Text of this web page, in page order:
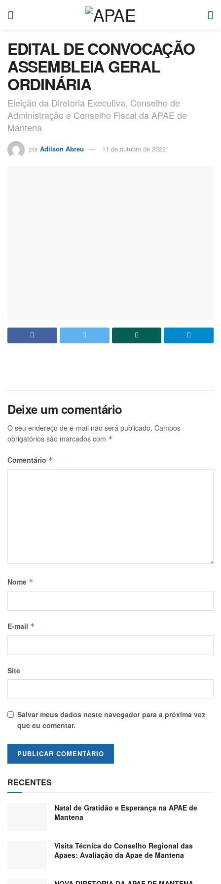
EDITAL DE CONVOCAÇÃO
ASSEMBLEIA GERAL
ORDINÁRIA
Eleição da Diretoria Executiva, Conselho de
Administração e Conselho Fiscal da APAE de
Mantena
por Adilson Abreu 11 de outubro de 2022
Deixe um comentário
O seu endereço de e-mail não será publicado. Campos
obrigatórios são marcados com *
Comentário *
Nome *
E-mail *
Site
Salvar meus dados neste navegador para a próxima vez
que eu comentar.
RECENTES
Natal de Gratidão e Esperança na APAE de
Mantena
Visita Técnica do Conselho Regional das
Apaes: Avaliação da Apae de Mantena